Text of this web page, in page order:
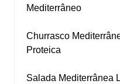
Mediterrâneo
Churrasco
Proteica
Salada Mediterrânea